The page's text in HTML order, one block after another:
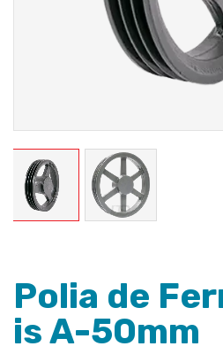
Polia de
is A-50mm